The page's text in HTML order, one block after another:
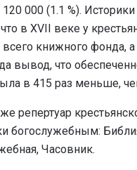
000 (1.1 %).
в XVII веке у
всего книжного фонда,
вывод, что
в 415 раз меньше,
репертуар
богослужебным:
Часовник.